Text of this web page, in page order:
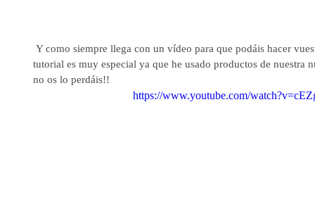
tutorial es muy especial ya que he usado productos de nuestra
no os lo perdáis!!
https://www.youtube.com/